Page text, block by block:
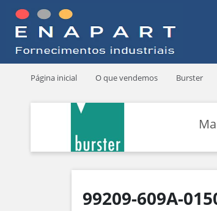
Página inicial O que vendemos Burster
99209-609A-